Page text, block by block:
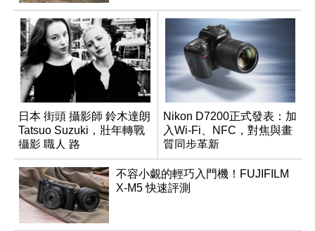
日本 街頭 攝影師 鈴木達朗
Tatsuo Suzuki，壯年轉戰
攝影 職人 路
Nikon D7200正式發表：加
入Wi-Fi、NFC，對焦與畫
質同步革新
不容小覷的輕巧入門機！FUJIFILM
X-M5 快速評測